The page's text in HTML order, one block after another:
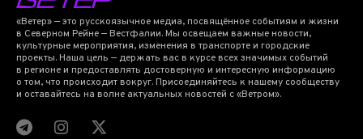
«Ветер» — это русскоязычное медиа, посвящённое событиям и жизни
в Северном Рейне — Вестфалии. Мы освещаем важные новости,
культурные мероприятия, изменения в транспорте и городские
проекты. Наша цель — держать вас в курсе всех значимых событий
в регионе и предоставлять достоверную и интересную информацию
о том, что происходит вокруг. Присоединяйтесь к нашему сообществу
и оставайтесь на волне актуальных новостей с «Ветром».